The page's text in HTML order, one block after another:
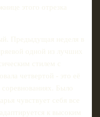
этого отрезка
Предыдущая неделя в
одной из лучших
стилем с
четвертой - это её
Было
чувствует себя все
к высоким